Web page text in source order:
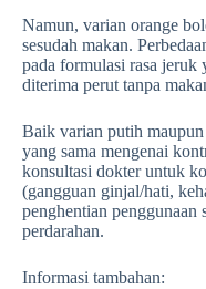
Namun, varian orange
sesudah makan.
pada formulasi rasa
diterima perut tanpa
Baik varian putih
yang sama mengenai
konsultasi dokter untuk
(gangguan ginjal/hati,
penghentian penggunaan
perdarahan.
Informasi tambahan: